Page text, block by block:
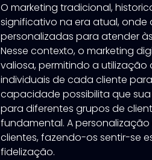
O marketing tradicional,
significativo na era atual,
personalizadas para atender
Nesse contexto, o marketing
valiosa, permitindo a utilização
individuais de cada cliente
capacidade possibilita que
para diferentes grupos de
fundamental. A
clientes, fazendo-os sentir-se
fidelização.